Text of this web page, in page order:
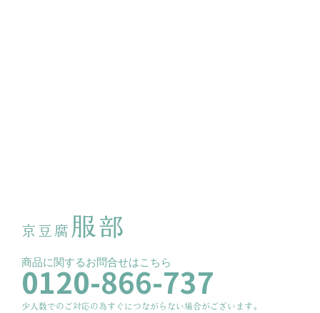
京豆腐 服部
商品に関するお問合せはこちら
0120-866-737
少人数でのご対応の為すぐにつながらない場合がございます。